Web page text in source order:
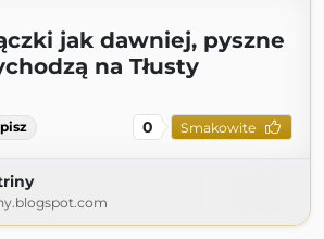
jak dawniej, pyszne
na Tłusty
0 Smakowite